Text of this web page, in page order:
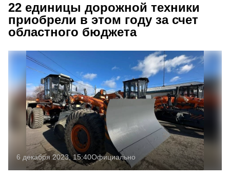
22 единицы дорожной техники
приобрели в этом году за счет
областного бюджета
6 декабря 2023, 15:40Официально